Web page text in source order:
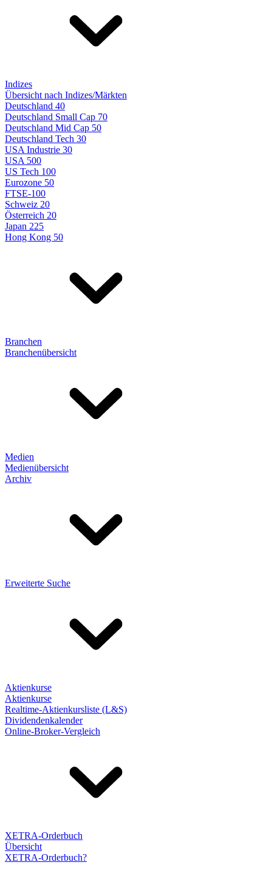
Indizes
Übersicht nach Indizes/Märkten
Deutschland 40
Deutschland Small Cap 70
Deutschland Mid Cap 50
Deutschland Tech 30
USA Industrie 30
USA 500
US Tech 100
Eurozone 50
FTSE-100
Schweiz 20
Österreich 20
Japan 225
Hong Kong 50
Branchen
Branchenübersicht
Medien
Medienübersicht
Archiv
Erweiterte Suche
Aktienkurse
Aktienkurse
Realtime-Aktienkursliste (L&S)
Dividendenkalender
Online-Broker-Vergleich
XETRA-Orderbuch
Übersicht
XETRA-Orderbuch?